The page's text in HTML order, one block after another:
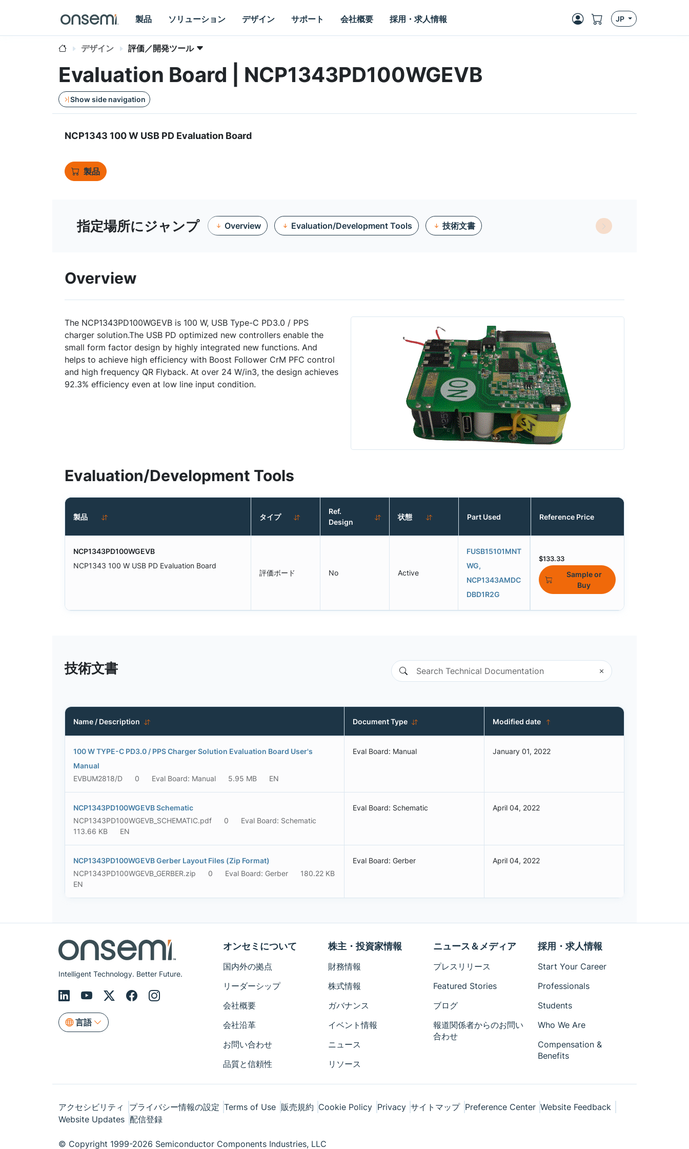
製品 ソリューション デザイン サポート 会社概要 採用・求人情報 JP
デザイン 評価／開発ツール
Evaluation Board | NCP1343PD100WGEVB
Show side navigation
NCP1343 100 W USB PD Evaluation Board
製品
指定場所にジャンプ Overview Evaluation/Development Tools 技術文書
Overview
The NCP1343PD100WGEVB is 100 W, USB Type-C PD3.0 / PPS
charger solution.The USB PD optimized new controllers enable the
small form factor design by highly integrated new functions. And
helps to achieve high efficiency with Boost Follower CrM PFC control
and high frequency QR Flyback. At over 24 W/in3, the design achieves
92.3% efficiency even at low line input condition.
Evaluation/Development Tools
製品 タイプ
Ref.
Design
状態 Part Used Reference Price
NCP1343PD100WGEVB
NCP1343 100 W USB PD Evaluation Board
評価ボード
No Active
FUSB15101MNT
WG,
NCP1343AMDC
DBD1R2G
$133.33
Sample or
Buy
技術文書
Name / Description Document Type Modified date
100 W TYPE-C PD3.0 / PPS Charger Solution Evaluation Board User's
Manual
EVBUM2818/D
0 Eval Board: Manual 5.95 MB EN
Eval Board: Manual January 01, 2022
NCP1343PD100WGEVB Schematic
NCP1343PD100WGEVB_SCHEMATIC.pdf
0
Eval Board: Schematic
113.66 KB
EN
Eval Board: Schematic April 04, 2022
NCP1343PD100WGEVB Gerber Layout Files (Zip Format)
NCP1343PD100WGEVB_GERBER.zip
0 Eval Board: Gerber
180.22 KB
EN
Eval Board: Gerber April 04, 2022
Intelligent Technology. Better Future.
言語
オンセミについて
国内外の拠点
リーダーシップ
会社概要
会社沿革
お問い合わせ
品質と信頼性
株主・投資家情報
財務情報
株式情報
ガバナンス
イベント情報
ニュース
リソース
ニュース＆メディア
プレスリリース
Featured Stories
ブログ
報道関係者からのお問い
合わせ
採用・求人情報
Start Your Career
Professionals
Students
Who We Are
Compensation &
Benefits
アクセシビリティ プライバシー情報の設定 Terms of Use 販売規約 Cookie Policy Privacy サイトマップ Preference Center Website Feedback
Website Updates 配信登録
© Copyright 1999-2026 Semiconductor Components Industries, LLC